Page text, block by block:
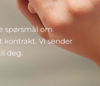
spørsmål om
kontrakt. Vi sender
deg.